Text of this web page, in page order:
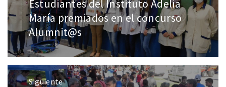
Estudiantes del Instituto Adelia
María premiados en el concurso
Alumnit@s
Siguiente